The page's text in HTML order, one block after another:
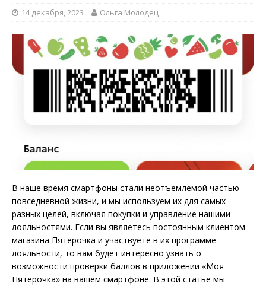
14 декабря, 2023 Ольга Молодец
В наше время смартфоны стали неотъемлемой частью
повседневной жизни, и мы используем их для самых
разных целей, включая покупки и управление нашими
лояльностями. Если вы являетесь постоянным клиентом
магазина Пятерочка и участвуете в их программе
лояльности, то вам будет интересно узнать о
возможности проверки баллов в приложении «Моя
Пятерочка» на вашем смартфоне. В этой статье мы